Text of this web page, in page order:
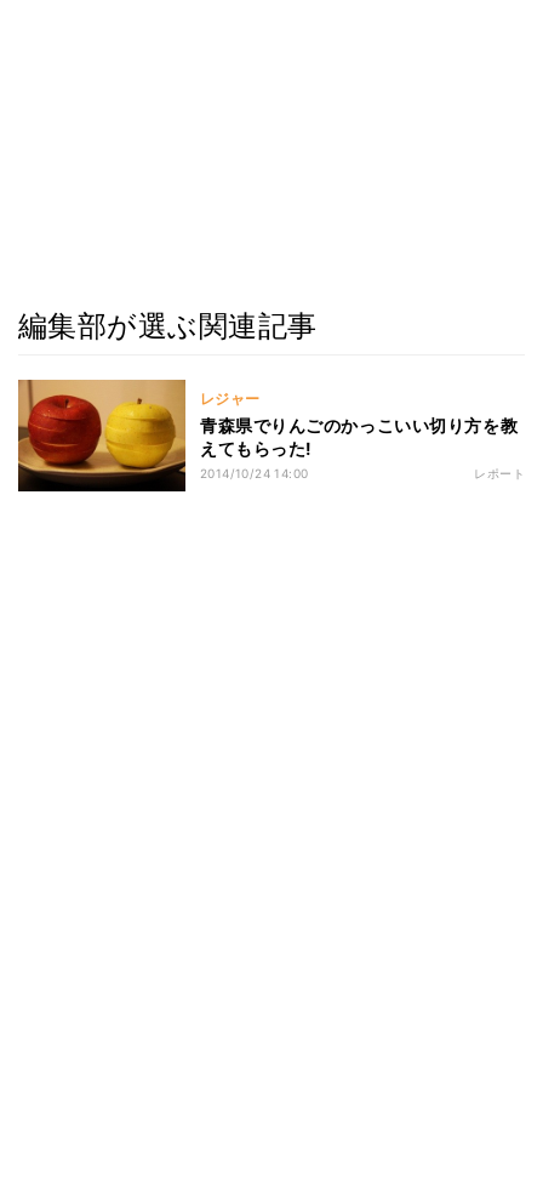
編集部が選ぶ関連記事
レジャー
青森県でりんごのかっこいい切り方を教
えてもらった!
2014/10/24 14:00 レポート